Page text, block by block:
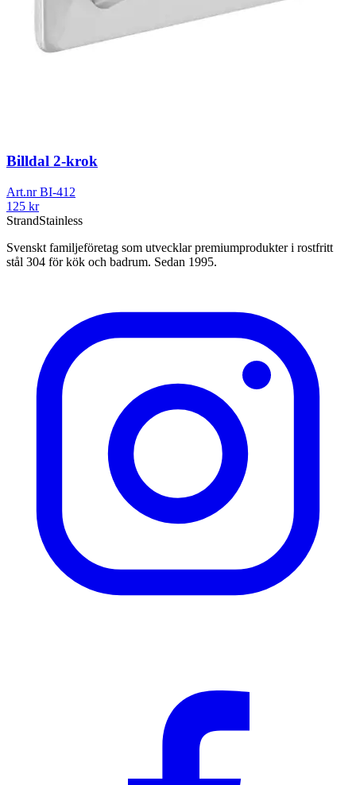
Billdal 2-krok
Art.nrBI-412
125 kr
StrandStainless
Svenskt familjeföretag som utvecklar premiumprodukter i rostfritt
stål 304 för kök och badrum. Sedan 1995.